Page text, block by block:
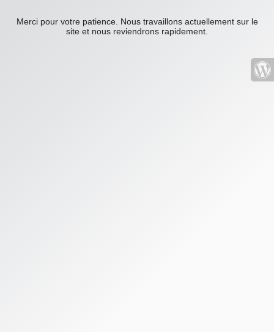
Merci pour votre patience. Nous travaillons actuellement sur le
site et nous reviendrons rapidement.